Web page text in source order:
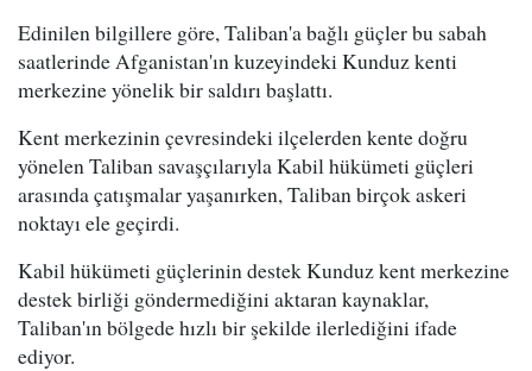
Edinilen bilgillere göre, Taliban'a bağlı güçler bu sabah
saatlerinde Afganistan'ın kuzeyindeki Kunduz kenti
merkezine yönelik bir saldırı başlattı.
Kent merkezinin çevresindeki ilçelerden kente doğru
yönelen Taliban savaşçılarıyla Kabil hükümeti güçleri
arasında çatışmalar yaşanırken, Taliban birçok askeri
noktayı ele geçirdi.
Kabil hükümeti güçlerinin destek Kunduz kent merkezine
destek birliği göndermediğini aktaran kaynaklar,
Taliban'ın bölgede hızlı bir şekilde ilerlediğini ifade
ediyor.